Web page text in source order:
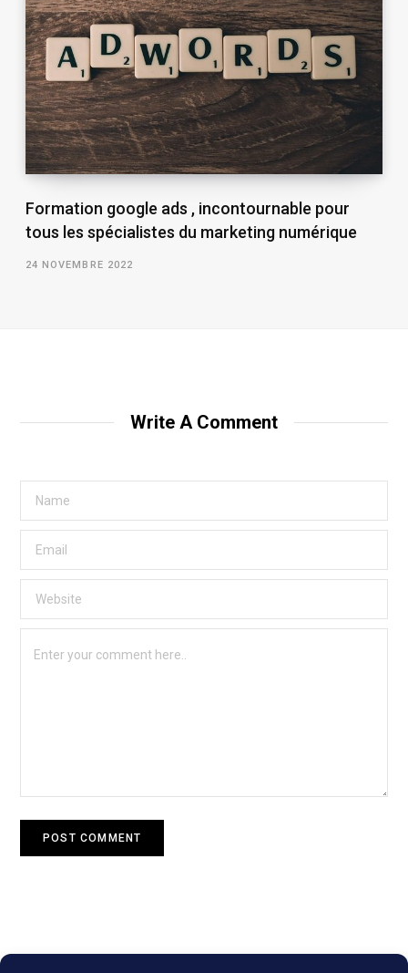
Formation google ads , incontournable pour
tous les spécialistes du marketing numérique
24 NOVEMBRE 2022
Write A Comment